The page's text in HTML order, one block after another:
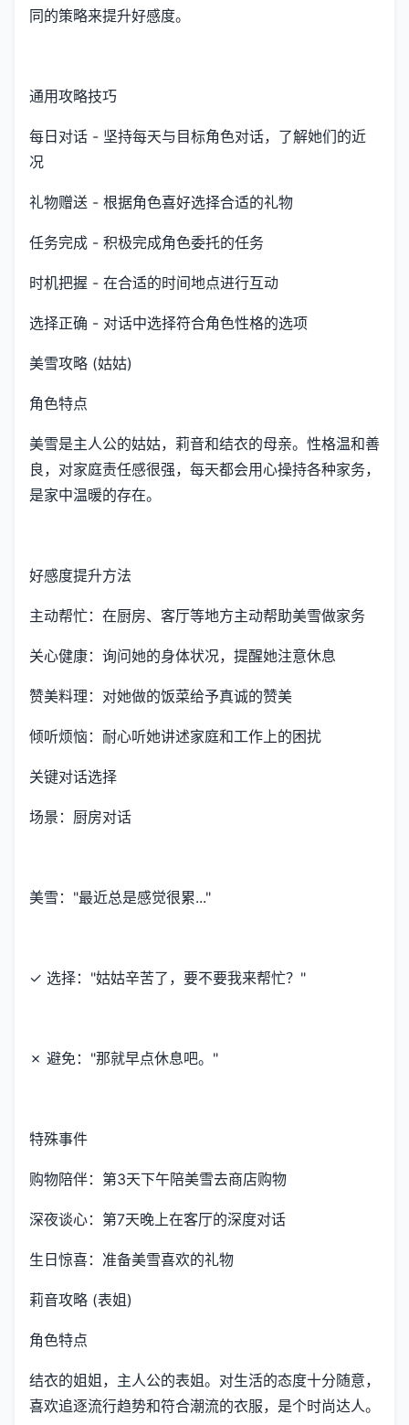
同的策略来提升好感度。
通用攻略技巧
每日对话 - 坚持每天与目标角色对话，了解她们的近
况
礼物赠送 - 根据角色喜好选择合适的礼物
任务完成 - 积极完成角色委托的任务
时机把握 - 在合适的时间地点进行互动
选择正确 - 对话中选择符合角色性格的选项
美雪攻略 (姑姑)
角色特点
美雪是主人公的姑姑，莉音和结衣的母亲。性格温和善
良，对家庭责任感很强，每天都会用心操持各种家务，
是家中温暖的存在。
好感度提升方法
主动帮忙：在厨房、客厅等地方主动帮助美雪做家务
关心健康：询问她的身体状况，提醒她注意休息
赞美料理：对她做的饭菜给予真诚的赞美
倾听烦恼：耐心听她讲述家庭和工作上的困扰
关键对话选择
场景：厨房对话
美雪："最近总是感觉很累..."
✓ 选择："姑姑辛苦了，要不要我来帮忙？"
✗ 避免："那就早点休息吧。"
特殊事件
购物陪伴：第3天下午陪美雪去商店购物
深夜谈心：第7天晚上在客厅的深度对话
生日惊喜：准备美雪喜欢的礼物
莉音攻略 (表姐)
角色特点
结衣的姐姐，主人公的表姐。对生活的态度十分随意，
喜欢追逐流行趋势和符合潮流的衣服，是个时尚达人。